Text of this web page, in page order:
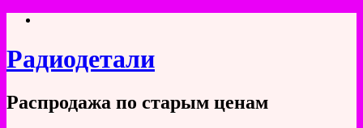
Перейти
содержимому
Радиодетали
Распродажа по старым ценам